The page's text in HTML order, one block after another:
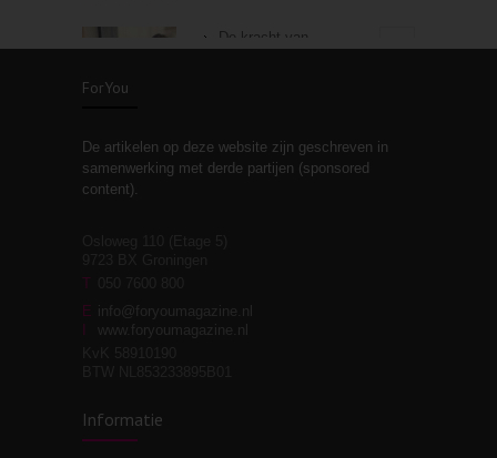
De kracht van
Stiefouderschap en
relaties
moeite!
ForYou
De artikelen op deze website zijn geschreven in
samenwerking met derde partijen (sponsored
content).
T
E info@foryoumagazine.nl
www.foryoumagazine.nl
Informatie